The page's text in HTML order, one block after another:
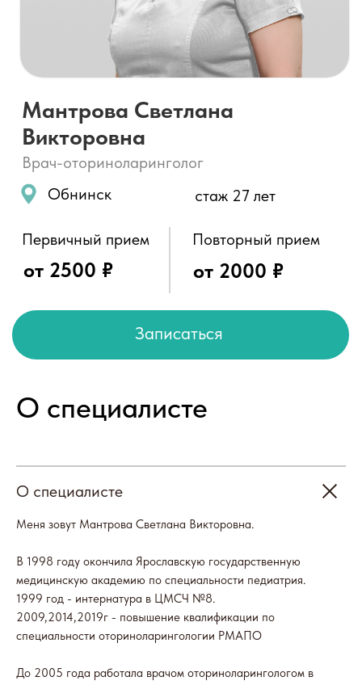
Врач-оториноларинголог
стаж 27 лет
Первичный прием Повторный прием
Записаться
О специалисте
О специалисте
Меня зовут Мантрова Светлана Викторовна.
В 1998 году окончила Ярославскую государственную
медицинскую академию по специальности педиатрия.
1999 год - интернатура в ЦМСЧ №8.
2009,2014,2019г - повышение квалификации по
специальности оториноларингологии РМАПО
До 2005 года работала врачом оториноларингологом в
Отзывы